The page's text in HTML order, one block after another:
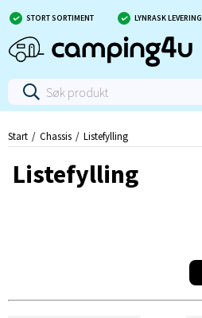
STORT SORTIMENT LYNRASK LEVERING
Start Chassis Listefylling
Listefylling